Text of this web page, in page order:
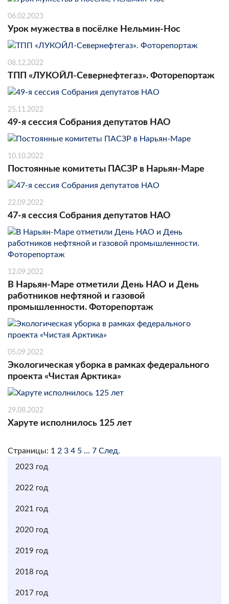
06.02.2023
Урок мужества в посёлке Нельмин-Нос
08.12.2022
ТПП «ЛУКОЙЛ-Севернефтегаз». Фоторепортаж
25.11.2022
49-я сессия Собрания депутатов НАО
10.10.2022
Постоянные комитеты ПАСЗР в Нарьян-Маре
22.09.2022
47-я сессия Собрания депутатов НАО
12.09.2022
В Нарьян-Маре отметили День НАО и День
работников нефтяной и газовой
промышленности. Фоторепортаж
05.09.2022
Экологическая уборка в рамках федерального
проекта «Чистая Арктика»
29.08.2022
Харуте исполнилось 125 лет
Страницы: 1 2 3 4 5 ... 7 След.
2023 год
2022 год
2021 год
2020 год
2019 год
2018 год
2017 год